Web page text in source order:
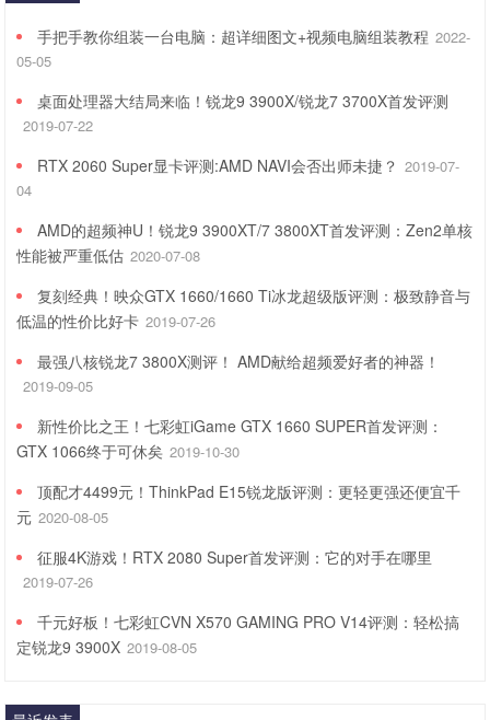
手把手教你组装一台电脑：超详细图文+视频电脑组装教程 2022-
05-05
桌面处理器大结局来临！锐龙9 3900X/锐龙7 3700X首发评测
2019-07-22
RTX 2060 Super显卡评测:AMD NAVI会否出师未捷？ 2019-07-
04
AMD的超频神U！锐龙9 3900XT/7 3800XT首发评测：Zen2单核
性能被严重低估 2020-07-08
复刻经典！映众GTX 1660/1660 Ti冰龙超级版评测：极致静音与
低温的性价比好卡 2019-07-26
最强八核锐龙7 3800X测评！ AMD献给超频爱好者的神器！
2019-09-05
新性价比之王！七彩虹iGame GTX 1660 SUPER首发评测：
GTX 1066终于可休矣 2019-10-30
顶配才4499元！ThinkPad E15锐龙版评测：更轻更强还便宜千
元 2020-08-05
征服4K游戏！RTX 2080 Super首发评测：它的对手在哪里
2019-07-26
千元好板！七彩虹CVN X570 GAMING PRO V14评测：轻松搞
定锐龙9 3900X 2019-08-05